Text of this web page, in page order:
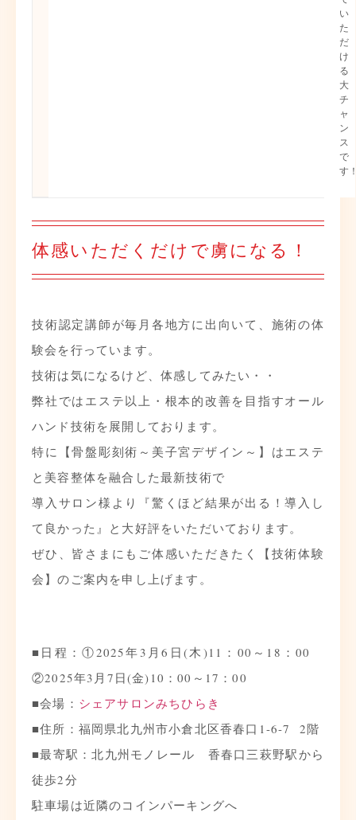
い
た
だ
け
る
大
チ
ャ
ン
ス
で
す
体感いただくだけで虜になる！
技術認定講師が毎月各地方に出向いて、施術の体
験会を行っています。
技術は気になるけど、体感してみたい・・
弊社ではエステ以上・根本的改善を目指すオール
ハンド技術を展開しております。
特に【骨盤彫刻術～美子宮デザイン～】はエステ
と美容整体を融合した最新技術で
導入サロン様より『驚くほど結果が出る！導入し
て良かった』と大好評をいただいております。
ぜひ、皆さまにもご体感いただきたく【技術体験
会】のご案内を申し上げます。
■日程：①2025年3月6日(木)11：00～18：00
②2025年3月7日(金)10：00～17：00
■会場： シェアサロンみちひらき
■住所：福岡県北九州市小倉北区香春口1-6-7 2階
■最寄駅：北九州モノレール 香春口三萩野駅から
徒歩2分
駐車場は近隣のコインパーキングへ